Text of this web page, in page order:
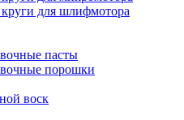
для шлифмотора
пасты
порошки
воск